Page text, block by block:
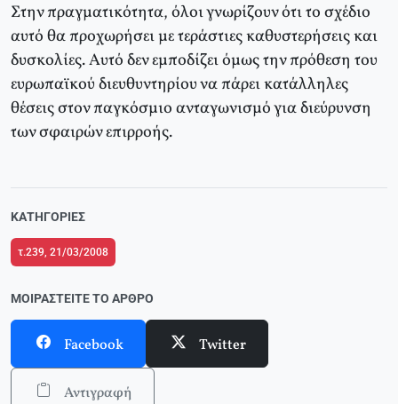
Στην πραγματικότητα, όλοι γνωρίζουν ότι το σχέδιο
αυτό θα προχωρήσει με τεράστιες καθυστερήσεις και
δυσκολίες. Αυτό δεν εμποδίζει όμως την πρόθεση του
ευρωπαϊκού διευθυντηρίου να πάρει κατάλληλες
θέσεις στον παγκόσμιο ανταγωνισμό για διεύρυνση
των σφαιρών επιρροής.
ΚΑΤΗΓΟΡΊΕΣ
τ.239, 21/03/2008
ΜΟΙΡΑΣΤΕΊΤΕ ΤΟ ΆΡΘΡΟ
Facebook Twitter
Αντιγραφή